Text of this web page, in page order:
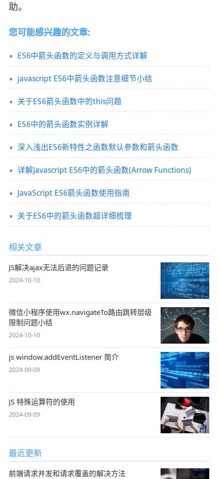
助。
您可能感兴趣的文章:
ES6中箭头函数的定义与调用方式详解
javascript ES6中箭头函数注意细节小结
关于ES6箭头函数中的this问题
ES6中的箭头函数实例详解
深入浅出ES6新特性之函数默认参数和箭头函数
详解Javascript ES6中的箭头函数(Arrow Functions)
JavaScript ES6箭头函数使用指南
关于ES6中的箭头函数超详细梳理
相关文章
JS解决ajax无法后退的问题记录
2024-10-10
微信小程序使用wx.navigateTo路由跳转层级
限制问题小结
2024-10-10
js window.addEventListener 简介
2024-09-09
JS 特殊运算符的使用
2024-09-09
最近更新
前端请求并发和请求覆盖的解决方法